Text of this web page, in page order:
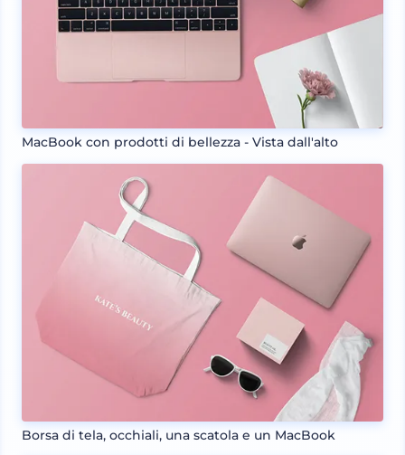
MacBook con prodotti di bellezza - Vista dall'alto
Borsa di tela, occhiali, una scatola e un MacBook